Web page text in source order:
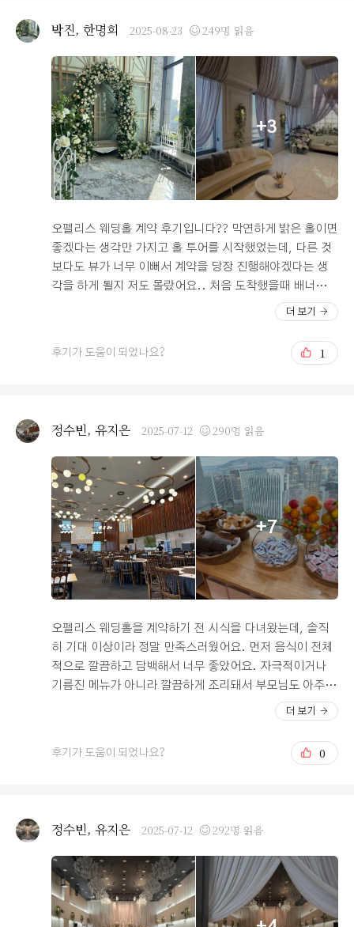
적을 것 같았습니다. 주차 공간도 비교적 잘 마련되어 있어
차량을 이용하는 분들에게도 문제없어 보였습니다. 웨딩홀
내부 동선도 깔끔하게 설계되어 있다는 점이 마음에 들었
습니다. 특히 같은 층에 단독홀과 연회장이 함께 배치되어
있어 하객들이 혼잡하지 않게 이동할 수 있고, 예식 후 바로
연회장으로 들어갈 수 있어 매우 편리해 보였습니다. 하객
들의 만족도를 고려했을 때 상당히 큰 장점이라고 생각됩
니다. 전체적으로 오펠리스 웨딩홀은 밝고 세련된 분위기,
높은 층고에서 오는 개방감, 뛰어난 교통 편의성, 그리고
하는 예비부부들에게 충분히 매력적인 선택지가 될 것 같
습니다.
박진, 한명희 2025-08-23 249명 읽음
+3
오펠리스 웨딩홀 계약 후기입니다?? 막연하게 밝은 홀이면
좋겠다는 생각만 가지고 홀 투어를 시작했었는데, 다른 것
보다도 뷰가 너무 이뻐서 계약을 당장 진행해야겠다는 생
각을 하게 될지 저도 몰랐어요.. 처음 도착했을때 배너가
걸리는 통장이 주는 개방감이 우선 너무 좋아요 보통 웨딩
홀은 창이 크게 없어 답답함이 많은데 그런 점이 없다는 게
식장을 찾아주시는 하객분들은 식도 중요하지만 맛있는 식
쉬움으로 남았었는데 이 또한 이번에 리모델링으로 하얀
천장이 된다는 점… 따끈따끈 더 취향에 맞게 새로 리모델
링 된 곳에서 식 진행한다는 생각에 조금 설렙니다??
더 보기
후기가 도움이 되었나요? 1
정수빈, 유지은 2025-07-12 290명 읽음
+7
오펠리스 웨딩홀을 계약하기 전 시식을 다녀왔는데, 솔직
히 기대 이상이라 정말 만족스러웠어요. 먼저 음식이 전체
적으로 깔끔하고 담백해서 너무 좋았어요. 자극적이거나
기름진 메뉴가 아니라 깔끔하게 조리돼서 부모님도 아주
좋아하셨답니다. 특히 마음에 들었던 건 한식 메뉴가 정말
선호할 만한 메뉴들이 다양하게 준비돼 있어서 연세 있으
신 어르신들이 드시기에 딱 좋겠더라고요.뷔페 스타일이라
분 좋게 할 수 있었어요.그리고 오펠리스 웨딩홀은 뷰가 정
말 훌륭했어요. 예식장 안에서 북한산이 한눈에 내려다보
이는데, 그 전망 덕분에 하객분들도 도시 속에서 잠시 여유
를 느끼실 수 있을 것 같았어요. 부모님도 “지방에서 오시
는 분들이 이렇게 뷰도 보고 좋겠다”고 흐뭇해하셨답니다.
더 보기
후기가 도움이 되었나요? 0
정수빈, 유지은 2025-07-12 292명 읽음